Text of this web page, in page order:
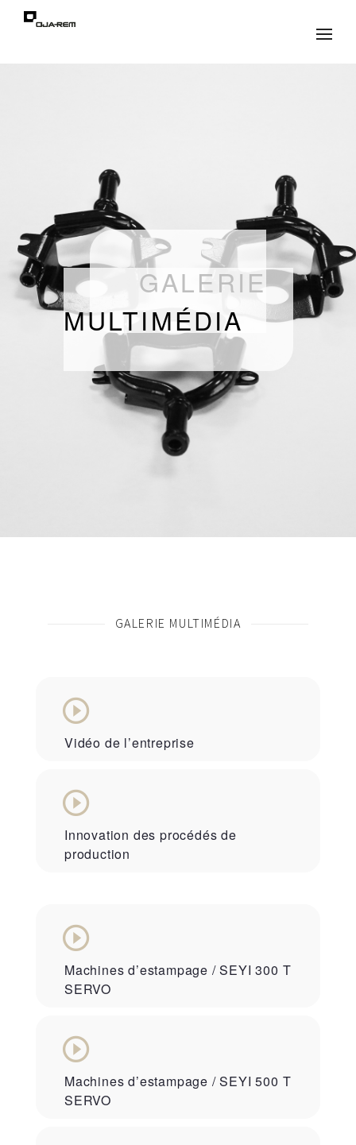
GALERIE
MULTIMÉDIA
GALERIE MULTIMÉDIA
Vidéo de l’entreprise
Innovation des procédés de
production
Machines d’estampage / SEYI 300 T
SERVO
Machines d’estampage / SEYI 500 T
SERVO